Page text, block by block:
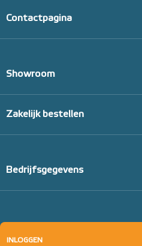
Contactpagina
Showroom
Zakelijk bestellen
Bedrijfsgegevens
INLOGGEN